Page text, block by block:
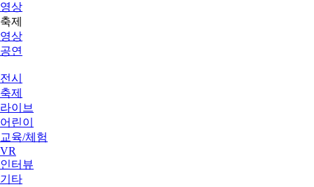
영상
축제
영상
공연
전시
축제
라이브
어린이
교육/체험
VR
인터뷰
기타